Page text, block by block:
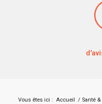
Vous êtes ici : Accueil / Santé